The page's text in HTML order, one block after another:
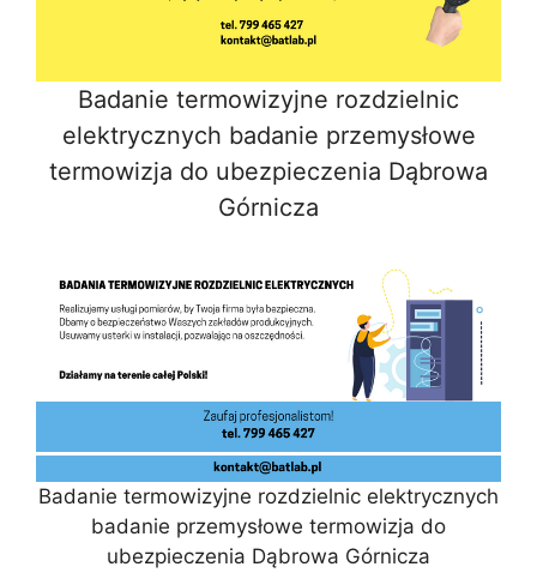
Badanie termowizyjne rozdzielnic
elektrycznych badanie przemysłowe
termowizja do ubezpieczenia Dąbrowa
Górnicza
Badanie termowizyjne rozdzielnic elektrycznych
badanie przemysłowe termowizja do
ubezpieczenia Dąbrowa Górnicza